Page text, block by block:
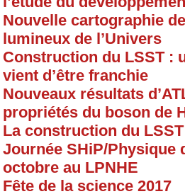
Nouvelle cartographie
lumineux de l’Univers
Construction du LSST :
vient d’être franchie
Nouveaux résultats
propriétés du boson de
La construction du
Journée SHiP/Physique
octobre au LPNHE
Fête de la science 2017